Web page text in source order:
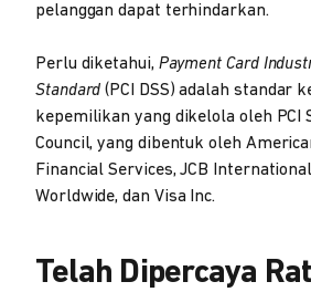
pelanggan dapat terhindarkan.
Perlu diketahui, Payment Card
Standard (PCI DSS) adalah standar
kepemilikan yang dikelola oleh PCI
Council, yang dibentuk oleh
Financial Services, JCB
Worldwide, dan Visa Inc.
Telah Dipercaya